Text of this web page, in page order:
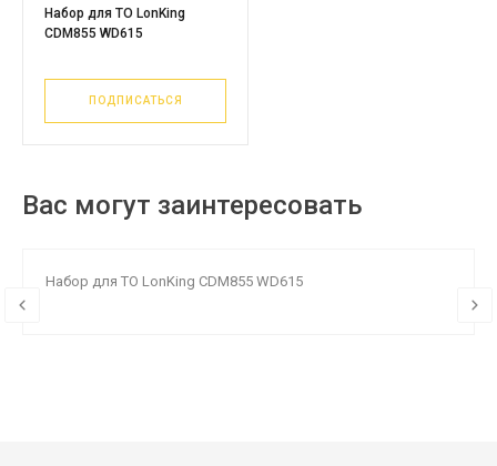
Набор для ТО LonKing
CDM855 WD615
ПОДПИСАТЬСЯ
Вас могут заинтересовать
Набор для ТО LonKing CDM855 WD615